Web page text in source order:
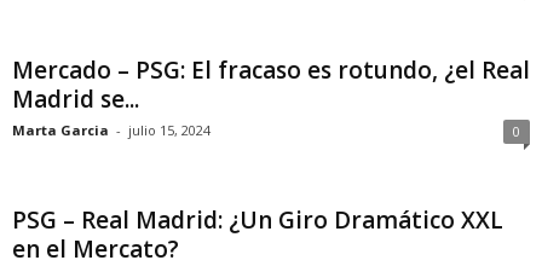
Mercado – PSG: El fracaso es rotundo, ¿el Real
Madrid se...
Marta Garcia - julio 15, 2024 0
PSG – Real Madrid: ¿Un Giro Dramático XXL
en el Mercato?